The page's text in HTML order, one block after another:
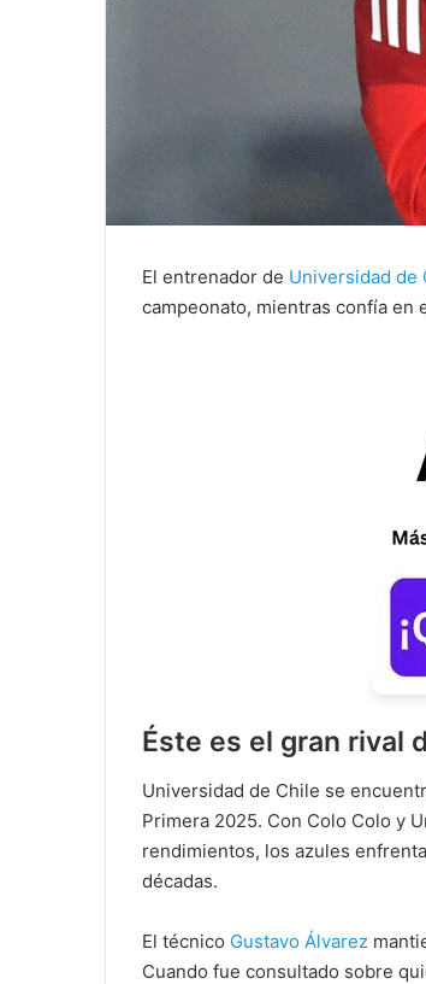
El entrenador de Universidad de
campeonato, mientras confía en
Éste es el gran rival
Universidad de Chile se
Primera 2025. Con Colo Colo y
rendimientos, los azules
décadas.
El técnico Gustavo Álvarez
Cuando fue consultado sobre